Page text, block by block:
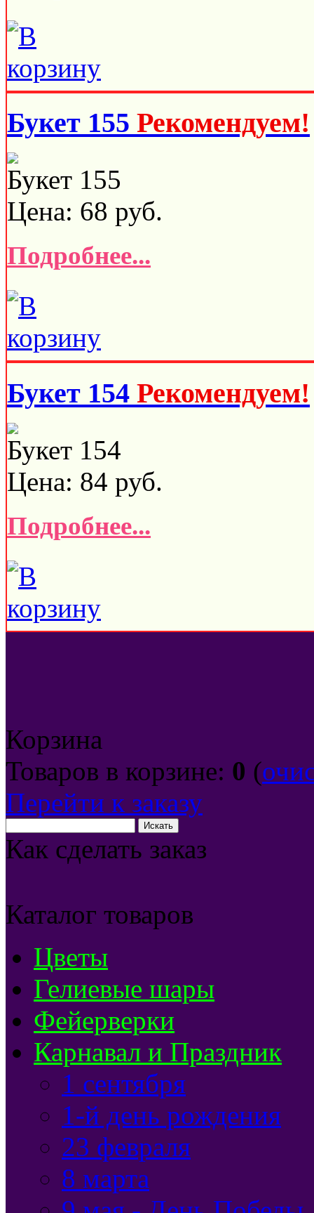
Букет 155 Рекомендуем!
Букет 155
Цена: 68 руб.
Подробнее...
Букет 154 Рекомендуем!
Букет 154
Цена: 84 руб.
Подробнее...
Корзина
Товаров в корзине: 0 (
Перейти к заказу
Как сделать заказ
Каталог товаров
Цветы
Гелиевые шары
Фейерверки
Карнавал и Праздник
1 сентября
1-й день рождения
23 февраля
8 марта